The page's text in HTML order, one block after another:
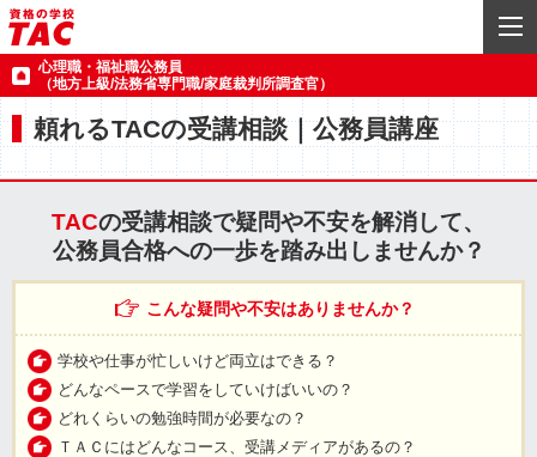
心理職・福祉職公務員
（地方上級/法務省専門職/家庭裁判所調査官）
頼れるTACの受講相談｜公務員講座
TACの受講相談で疑問や不安を解消して、
公務員合格への一歩を踏み出しませんか？
こんな疑問や不安はありませんか？
学校や仕事が忙しいけど両立はできる？
どんなペースで学習をしていけばいいの？
どれくらいの勉強時間が必要なの？
ＴＡＣにはどんなコース、受講メディアがあるの？